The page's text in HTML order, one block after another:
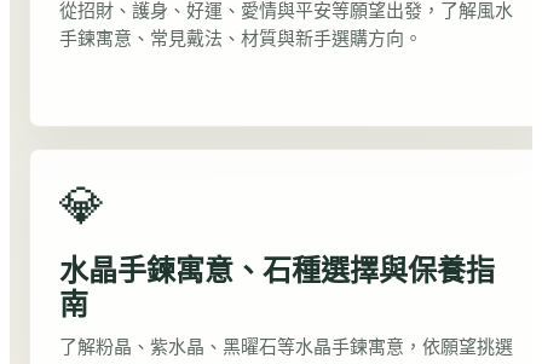
從招財、護身、好運、愛情與平安等願望出發，了解風水
手鍊寓意、常見戴法、材質與新手選購方向。
💎
水晶手鍊寓意、石種選擇與保養指
南
了解粉晶、紫水晶、黑曜石等水晶手鍊寓意，依願望挑選